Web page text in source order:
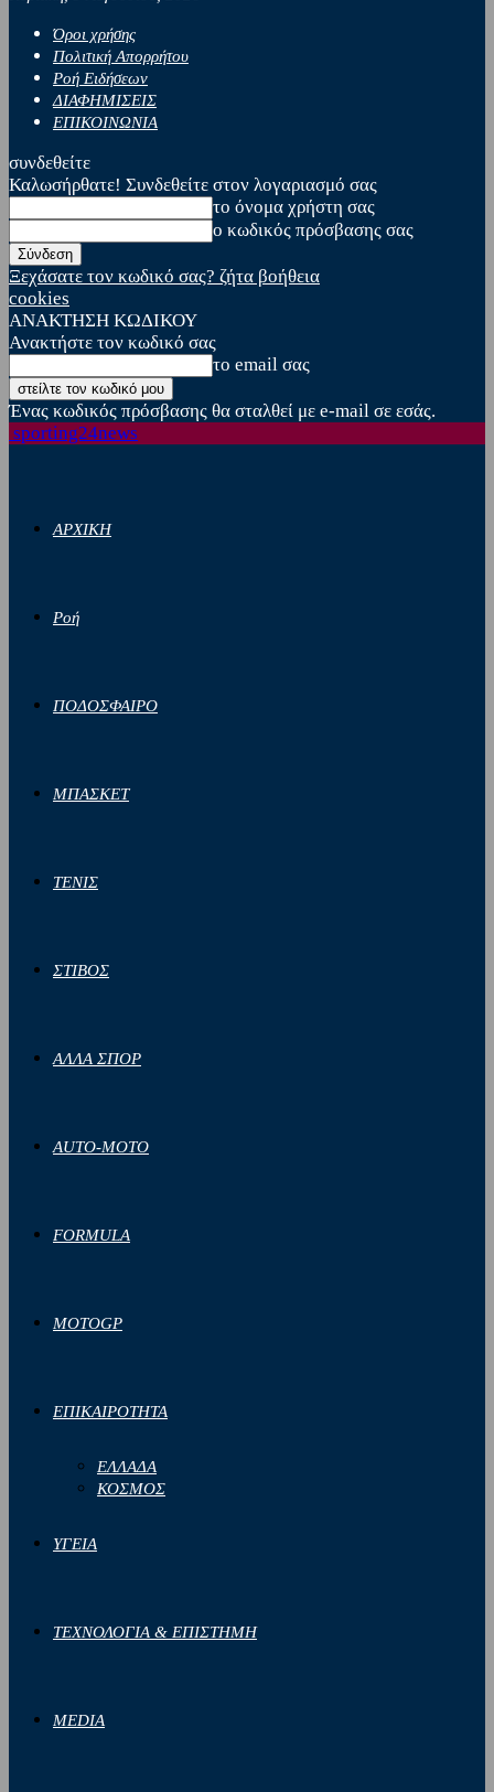
Όροι χρήσης
Πολιτική Απορρήτου
Ροή Ειδήσεων
ΔΙΑΦΗΜΙΣΕΙΣ
ΕΠΙΚΟΙΝΩΝΙΑ
συνδεθείτε
Καλωσήρθατε! Συνδεθείτε στον λογαριασμό σας
το όνομα χρήστη σας
ο κωδικός πρόσβασης σας
Ξεχάσατε τον κωδικό σας? ζήτα βοήθεια
cookies
ΑΝΑΚΤΗΣΗ ΚΩΔΙΚΟΥ
Ανακτήστε τον κωδικό σας
το email σας
Ένας κωδικός πρόσβασης θα σταλθεί με e-mail σε εσάς.
sporting24news
ΑΡΧΙΚΗ
Ροή
ΠΟΔΟΣΦΑΙΡΟ
ΜΠΑΣΚΕΤ
ΤΕΝΙΣ
ΣΤΙΒΟΣ
ΑΛΛΑ ΣΠΟΡ
AUTO-MOTO
FORMULA
MOTOGP
ΕΠΙΚΑΙΡΟΤΗΤΑ
ΕΛΛΑΔΑ
ΚΟΣΜΟΣ
ΥΓΕΙΑ
ΤΕΧΝΟΛΟΓΙΑ & ΕΠΙΣΤΗΜΗ
MEDIA